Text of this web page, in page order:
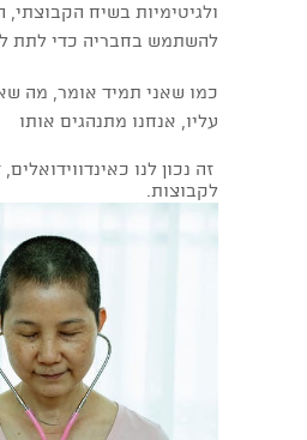
ולגיטימיות בשיח
להשתמש בחבריה כדי לתת
כמו שאני תמיד אומר, מה
עליו, אנחנו מתנהגים אותו
זה נכון לנו
לקבוצות.